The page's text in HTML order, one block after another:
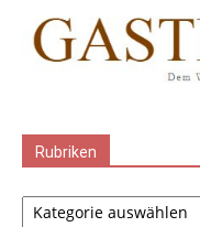
Rubriken
Rubriken